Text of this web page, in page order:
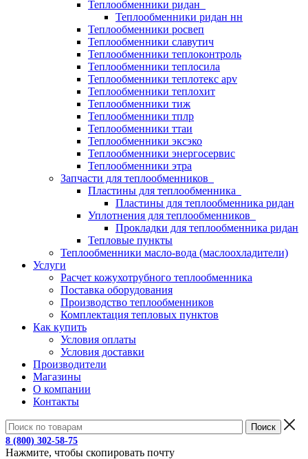
Теплообменники ридан
Теплообменники ридан нн
Теплообменники росвеп
Теплообменники славутич
Теплообменники теплоконтроль
Теплообменники теплосила
Теплообменники теплотекс apv
Теплообменники теплохит
Теплообменники тиж
Теплообменники тплр
Теплообменники ттаи
Теплообменники эксэко
Теплообменники энергосервис
Теплообменники этра
Запчасти для теплообменников
Пластины для теплообменника
Пластины для теплообменника ридан
Уплотнения для теплообменников
Прокладки для теплообменника ридан
Тепловые пункты
Теплообменники масло-вода (маслоохладители)
Услуги
Расчет кожухотрубного теплообменника
Поставка оборудования
Производство теплообменников
Комплектация тепловых пунктов
Как купить
Условия оплаты
Условия доставки
Производители
Магазины
О компании
Контакты
8 (800) 302-58-75
Нажмите, чтобы скопировать почту